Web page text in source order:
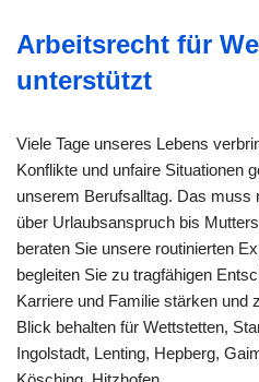
Arbeitsrecht für
unterstützt
Viele Tage unseres Lebens
Konflikte und unfaire Situationen
unserem Berufsalltag. Das muss
über Urlaubsanspruch bis
beraten Sie unsere routinierten
begleiten Sie zu tragfähigen
Karriere und Familie stärken und
Blick behalten für Wettstetten,
Ingolstadt, Lenting, Hepberg,